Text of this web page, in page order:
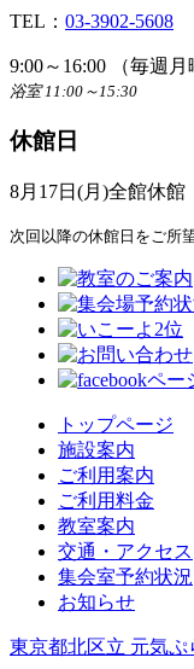
TEL： 03-3902-5608
9:00～16:00 （毎週月
浴室 11:00～
休館日
8月17日(月)全館休館
次回以降の休館日をご所
トップページ
施設案内
ご利用案内
ご利用料金
教室案内
交通・アクセス
集会室予約状況
お知らせ
東京都北区立 元気ぷ